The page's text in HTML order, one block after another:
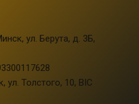
ул. Берута, д. 3Б,
Толстого, 10, BIC